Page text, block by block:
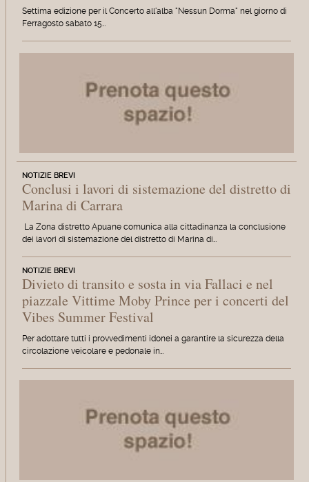
Settima edizione per il Concerto all'alba "Nessun Dorma" nel giorno di
Ferragosto sabato 15…
NOTIZIE BREVI
Conclusi i lavori di sistemazione del distretto di
Marina di Carrara
La Zona distretto Apuane comunica alla cittadinanza la conclusione
dei lavori di sistemazione del distretto di Marina di…
NOTIZIE BREVI
Divieto di transito e sosta in via Fallaci e nel
piazzale Vittime Moby Prince per i concerti del
Vibes Summer Festival
Per adottare tutti i provvedimenti idonei a garantire la sicurezza della
circolazione veicolare e pedonale in…